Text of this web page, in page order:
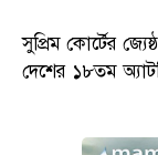
সুপ্রিম কোর্টের
দেশের ১৮তম